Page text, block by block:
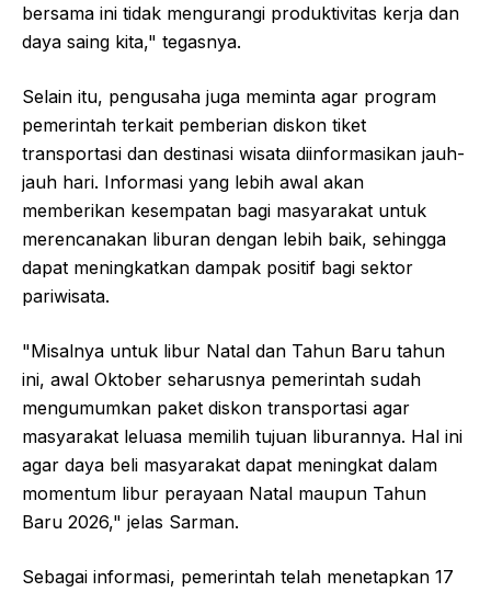
bersama ini tidak mengurangi produktivitas kerja dan
daya saing kita," tegasnya.
Selain itu, pengusaha juga meminta agar program
pemerintah terkait pemberian diskon tiket
transportasi dan destinasi wisata diinformasikan jauh-
jauh hari. Informasi yang lebih awal akan
memberikan kesempatan bagi masyarakat untuk
merencanakan liburan dengan lebih baik, sehingga
dapat meningkatkan dampak positif bagi sektor
pariwisata.
"Misalnya untuk libur Natal dan Tahun Baru tahun
ini, awal Oktober seharusnya pemerintah sudah
mengumumkan paket diskon transportasi agar
masyarakat leluasa memilih tujuan liburannya. Hal ini
agar daya beli masyarakat dapat meningkat dalam
momentum libur perayaan Natal maupun Tahun
Baru 2026," jelas Sarman.
Sebagai informasi, pemerintah telah menetapkan 17